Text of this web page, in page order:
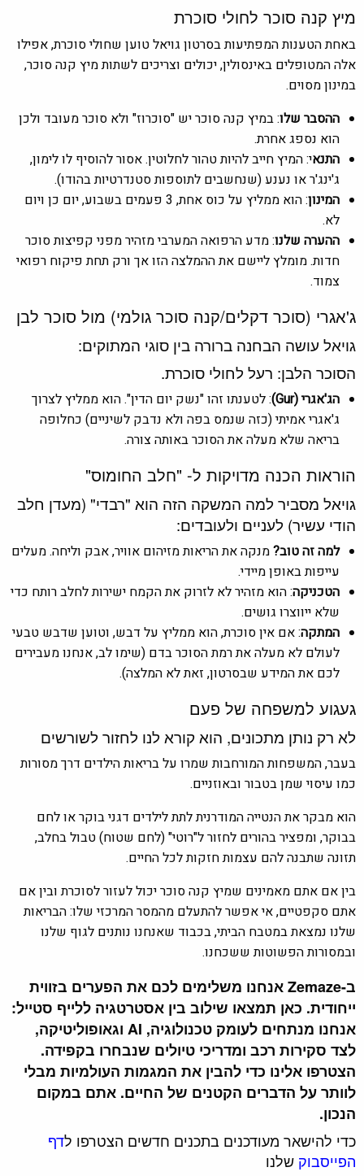
מיץ קנה סוכר לחולי סוכרת
באחת הטענות המפתיעות בסרטון גויאל טוען שחולי סוכרת, אפילו
אלה המטופלים באינסולין, יכולים וצריכים לשתות מיץ קנה סוכר,
במינון מסוים.
ההסבר שלו: במיץ קנה סוכר יש "סוכרוז" ולא סוכר מעובד ולכן
הוא נספג אחרת.
התנאי: המיץ חייב להיות טהור לחלוטין. אסור להוסיף לו לימון,
ג'ינג'ר או נענע (שנחשבים לתוספות סטנדרטיות בהודו).
המינון
: הוא ממליץ על כוס אחת, 3 פעמים בשבוע, יום כן ויום
לא.
ההערה שלנו: מדע הרפואה המערבי מזהיר מפני קפיצות סוכר
חדות. מומלץ ליישם את ההמלצה הזו אך ורק תחת פיקוח רפואי
צמוד.
ג'אגרי (סוכר דקלים/קנה סוכר גולמי) מול סוכר לבן
גויאל עושה הבחנה ברורה בין סוגי המתוקים:
הסוכר הלבן: רעל לחולי סוכרת.
הג'אגרי (Gur)
: לטענתו זהו "נשק יום הדין". הוא ממליץ לצרוך
ג'אגרי אמיתי (כזה שנמס בפה ולא נדבק לשיניים) כחלופה
בריאה שלא מעלה את הסוכר באותה צורה.
הוראות הכנה מדויקות ל- "חלב החומוס"
גויאל מסביר למה המשקה הזה הוא "רבדי" (מעדן חלב
הודי עשיר) לעניים ולעובדים:
למה זה טוב?מנקה את הריאות מזיהום אוויר, אבק וליחה. מעלים
עייפות באופן מיידי.
הטכניקה: הוא מזהיר לא לזרוק את הקמח ישירות לחלב רותח כדי
שלא ייווצרו גושים.
המתקה: אם אין סוכרת, הוא ממליץ על דבש, וטוען שדבש טבעי
לעולם לא מעלה את רמת הסוכר בדם (שימו לב, אנחנו מעבירים
לכם את המידע שבסרטון, זאת לא המלצה).
געגוע למשפחה של פעם
לא רק נותן מתכונים, הוא קורא לנו לחזור לשורשים
בעבר, המשפחות המורחבות שמרו על בריאות הילדים דרך מסורות
כמו עיסוי שמן בטבור ובאוזניים.
הוא מבקר את הנטייה המודרנית לתת לילדים דגני בוקר או לחם
בבוקר, ומפציר בהורים לחזור ל"רוטי" (לחם שטוח) טבול בחלב,
תזונה שתבנה להם עצמות חזקות לכל החיים.
בין אם אתם מאמינים שמיץ קנה סוכר יכול לעזור לסוכרת ובין אם
אתם סקפטיים, אי אפשר להתעלם מהמסר המרכזי שלו: הבריאות
שלנו נמצאת במטבח הביתי, בכבוד שאנחנו נותנים לגוף שלנו
ובמסורות הפשוטות ששכחנו.
ב-Zemaze אנחנו משלימים לכם את הפערים בזווית
ייחודית. כאן תמצאו שילוב בין אסטרטגיה ללייף סטייל:
אנחנו מנתחים לעומק טכנולוגיה, AI וגאופוליטיקה,
לצד סקירות רכב ומדריכי טיולים שנבחרו בקפידה.
הצטרפו אלינו כדי להבין את המגמות העולמיות מבלי
לוותר על הדברים הקטנים של החיים. אתם במקום
הנכון.
כדי להישאר מעודכנים בתכנים חדשים הצטרפו ל דף
הפייסבוקשלנו